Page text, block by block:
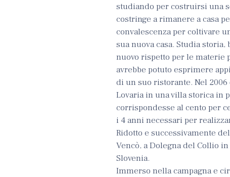
studiando per costruirsi una
costringe a rimanere a casa
convalescenza per coltivare
sua nuova casa. Studia
nuovo rispetto per le materie
avrebbe potuto esprimere
di un suo ristorante. Nel
Lovaria in una villa storica in
corrispondesse al cento per
i 4 anni necessari per
Ridotto e successivamente
Vencò, a Dolegna del Collio
Slovenia.
Immerso nella campagna e